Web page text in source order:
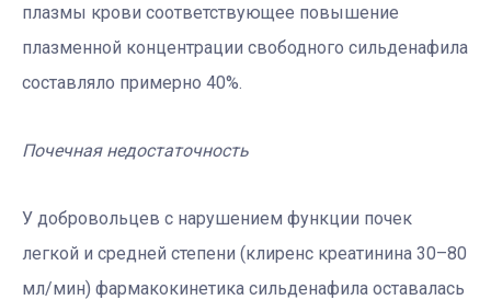
плазмы крови соответствующее повышение
плазменной концентрации свободного сильденафила
составляло примерно 40%.
Почечная недостаточность
У добровольцев с нарушением функции почек
легкой и средней степени (клиренс креатинина 30–80
мл/мин) фармакокинетика сильденафила оставалась